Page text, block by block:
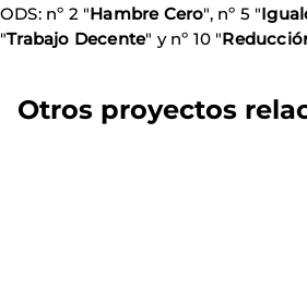
ODS: nº 2 "Hambre Cero", nº 5 "
"Trabajo Decente" y nº 10 "
Otros proyectos